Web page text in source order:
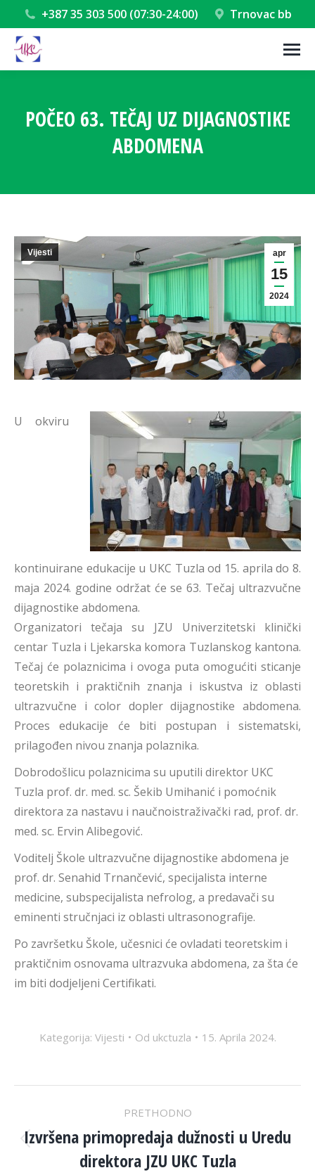
+387 35 303 500 (07:30-24:00) Trnovac bb
POČEO 63. TEČAJ UZ DIJAGNOSTIKE
ABDOMENA
apr
15
2024
Vijesti
U okviru
kontinuirane edukacije u UKC Tuzla od 15. aprila do 8.
maja 2024. godine održat će se 63. Tečaj ultrazvučne
dijagnostike abdomena.
Organizatori tečaja su JZU Univerzitetski klinički
centar Tuzla i Ljekarska komora Tuzlanskog kantona.
Tečaj će polaznicima i ovoga puta omogućiti sticanje
teoretskih i praktičnih znanja i iskustva iz oblasti
ultrazvučne i color dopler dijagnostike abdomena.
Proces edukacije će biti postupan i sistematski,
prilagođen nivou znanja polaznika.
Dobrodošlicu polaznicima su uputili direktor UKC
Tuzla prof. dr. med. sc. Šekib Umihanić i pomoćnik
direktora za nastavu i naučnoistraživački rad, prof. dr.
med. sc. Ervin Alibegović.
Voditelj Škole ultrazvučne dijagnostike abdomena je
prof. dr. Senahid Trnančević, specijalista interne
medicine, subspecijalista nefrolog, a predavači su
eminenti stručnjaci iz oblasti ultrasonografije.
Po završetku Škole, učesnici će ovladati teoretskim i
praktičnim osnovama ultrazvuka abdomena, za šta će
im biti dodjeljeni Certifikati.
Kategorija: Vijesti Od ukctuzla 15. Aprila 2024.
NAVIGATION
PRETHODNO
Previous
post:
Izvršena primopredaja dužnosti u Uredu
direktora JZU UKC Tuzla